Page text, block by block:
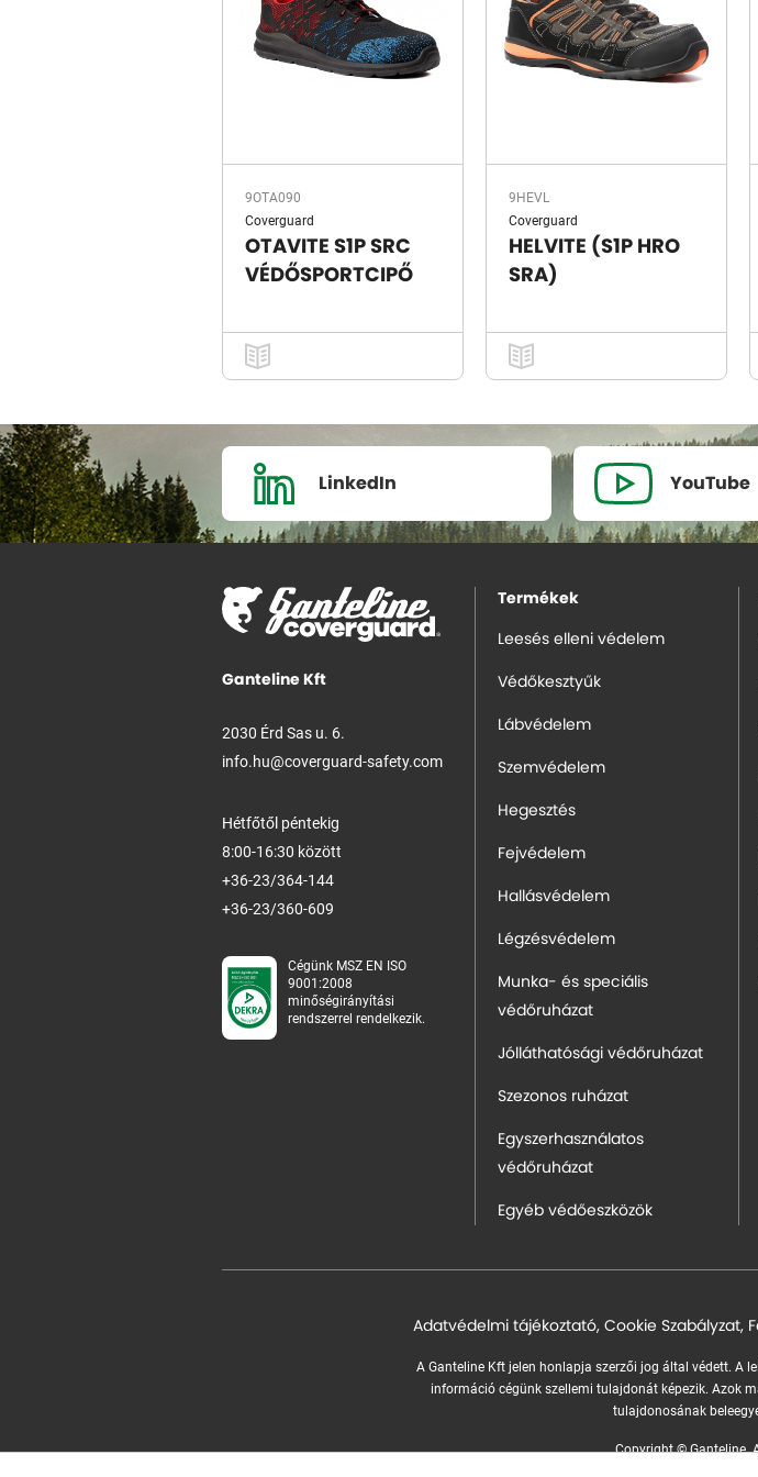
9OTA090
Coverguard
OTAVITE S1P SRC
VÉDŐSPORTCIPŐ
9HEVL
Coverguard
HELVITE (S1P HRO
SRA)
LinkedIn YouTube
Ganteline Kft
2030 Érd Sas u. 6.
info.hu@coverguard-safety.com
Hétfőtől péntekig
8:00-16:30 között
+36-23/364-144
+36-23/360-609
Cégünk MSZ EN ISO
9001:2008
minőségirányítási
rendszerrel rendelkezik.
Termékek
Leesés elleni védelem
Védőkesztyűk
Lábvédelem
Szemvédelem
Hegesztés
Fejvédelem
Hallásvédelem
Légzésvédelem
Munka- és speciális
védőruházat
Jólláthatósági védőruházat
Szezonos ruházat
Egyszerhasználatos
védőruházat
Egyéb védőeszközök
Adatvédelmi tájékoztató, Cookie Szabályzat,
A Ganteline Kft jelen honlapja szerzői jog által védett. A
információ cégünk szellemi tulajdonát képezik. Azok
tulajdonosának
Copyright © Ganteline.